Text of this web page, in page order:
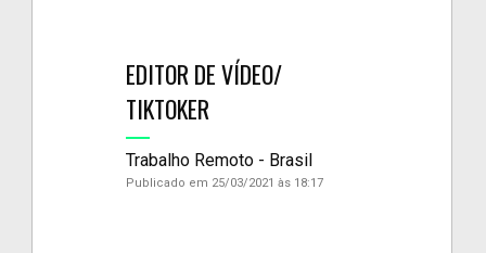
EDITOR DE VÍDEO/
TIKTOKER
Trabalho Remoto - Brasil
Publicado em 25/03/2021 às 18:17